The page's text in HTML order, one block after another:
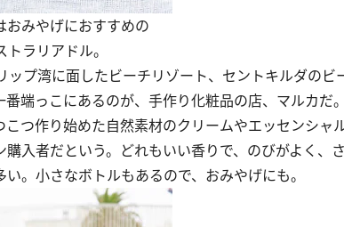
おみやげにおすすめの
ラリアドル。
プ湾に面したビーチリゾート、セントキルダのビ
端っこにあるのが、手作り化粧品の店、マルカだ
つ作り始めた自然素材のクリームやエッセンシャ
入者だという。どれもいい香りで、のびがよく、
。小さなボトルもあるので、おみやげにも。